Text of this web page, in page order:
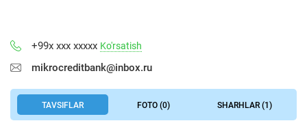
+99x xxx xxxxx Ko'rsatish
mikrocreditbank@inbox.ru
TAVSIFLAR FOTO (0) SHARHLAR (1)